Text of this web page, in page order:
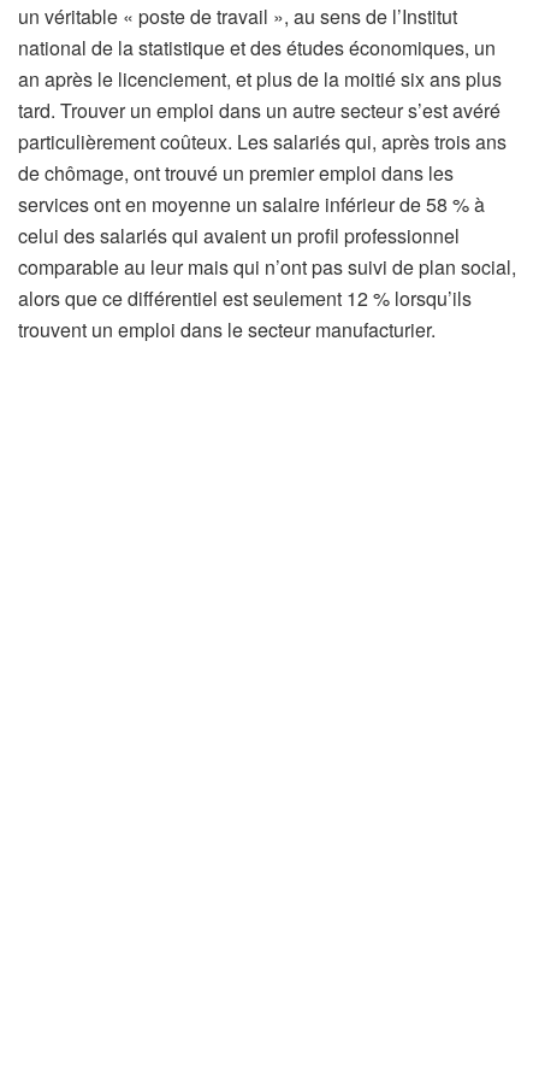
un véritable « poste de travail », au sens de l’Institut
national de la statistique et des études économiques, un
an après le licenciement, et plus de la moitié six ans plus
tard. Trouver un emploi dans un autre secteur s’est avéré
particulièrement coûteux. Les salariés qui, après trois ans
de chômage, ont trouvé un premier emploi dans les
services ont en moyenne un salaire inférieur de 58 % à
celui des salariés qui avaient un profil professionnel
comparable au leur mais qui n’ont pas suivi de plan social,
alors que ce différentiel est seulement 12 % lorsqu’ils
trouvent un emploi dans le secteur manufacturier.